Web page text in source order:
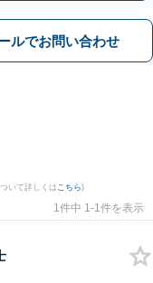
ルでお問い合わせ
いて詳しくは こちら)
1件中 1-1件を表示